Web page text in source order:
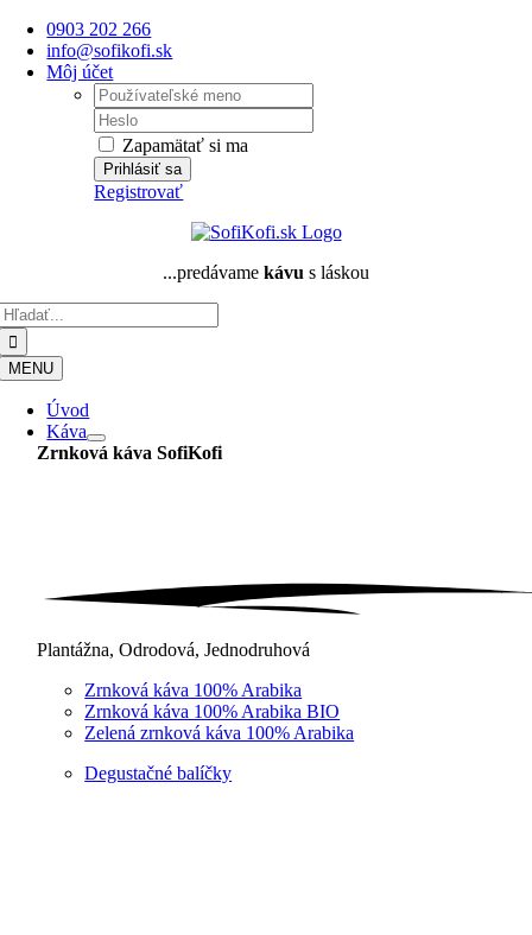
Skip
content
0903 202 266
info@sofikofi.sk
Môj účet
Username:
Password:
Zapamätať si ma
Registrovať
...predávame kávu s láskou
MENU
Úvod
Káva
Zrnková káva SofiKofi
Plantážna, Odrodová, Jednodruhová
Zrnková káva 100% Arabika
Zrnková káva 100% Arabika BIO
Zelená zrnková káva 100% Arabika
Degustačné balíčky